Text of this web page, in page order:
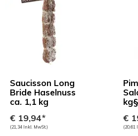
Saucisson Long
Bride Haselnuss
ca. 1,1 kg
€ 19,94*
(21,34 Inkl. MwSt.)
kg§
€
(20,61